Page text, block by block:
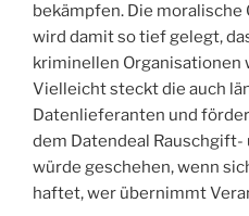
bekämpfen. Die moralische
wird damit so tief gelegt,
kriminellen Organisationen
Vielleicht steckt die auch
Datenlieferanten und
dem Datendeal Rauschgift-
würde geschehen, wenn
haftet, wer übernimmt